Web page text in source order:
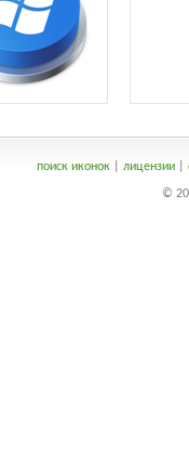
поиск иконок| лицензии|
©